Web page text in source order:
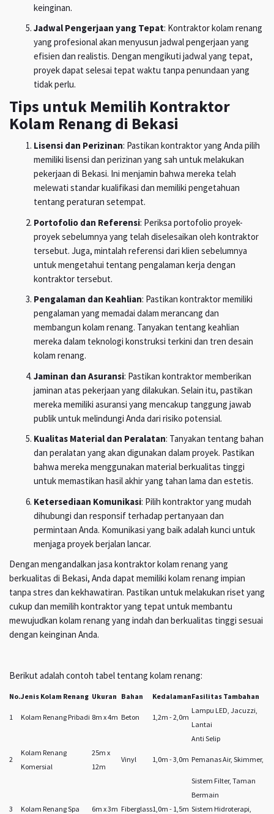
keinginan.
Jadwal Pengerjaan yang Tepat: Kontraktor kolam renang
yang profesional akan menyusun jadwal pengerjaan yang
efisien dan realistis. Dengan mengikuti jadwal yang tepat,
proyek dapat selesai tepat waktu tanpa penundaan yang
tidak perlu.
Tips untuk Memilih Kontraktor
Kolam Renang di Bekasi
Lisensi dan Perizinan: Pastikan kontraktor yang Anda pilih
memiliki lisensi dan perizinan yang sah untuk melakukan
pekerjaan di Bekasi. Ini menjamin bahwa mereka telah
melewati standar kualifikasi dan memiliki pengetahuan
tentang peraturan setempat.
Portofolio dan Referensi: Periksa portofolio proyek-
proyek sebelumnya yang telah diselesaikan oleh kontraktor
tersebut. Juga, mintalah referensi dari klien sebelumnya
untuk mengetahui tentang pengalaman kerja dengan
kontraktor tersebut.
Pengalaman dan Keahlian: Pastikan kontraktor memiliki
pengalaman yang memadai dalam merancang dan
membangun kolam renang. Tanyakan tentang keahlian
mereka dalam teknologi konstruksi terkini dan tren desain
kolam renang.
Jaminan dan Asuransi: Pastikan kontraktor memberikan
jaminan atas pekerjaan yang dilakukan. Selain itu, pastikan
mereka memiliki asuransi yang mencakup tanggung jawab
publik untuk melindungi Anda dari risiko potensial.
Kualitas Material dan Peralatan: Tanyakan tentang bahan
dan peralatan yang akan digunakan dalam proyek. Pastikan
bahwa mereka menggunakan material berkualitas tinggi
untuk memastikan hasil akhir yang tahan lama dan estetis.
Ketersediaan Komunikasi: Pilih kontraktor yang mudah
dihubungi dan responsif terhadap pertanyaan dan
permintaan Anda. Komunikasi yang baik adalah kunci untuk
menjaga proyek berjalan lancar.
Dengan mengandalkan jasa kontraktor kolam renang yang
berkualitas di Bekasi, Anda dapat memiliki kolam renang impian
tanpa stres dan kekhawatiran. Pastikan untuk melakukan riset yang
cukup dan memilih kontraktor yang tepat untuk membantu
mewujudkan kolam renang yang indah dan berkualitas tinggi sesuai
dengan keinginan Anda.
Berikut adalah contoh tabel tentang kolam renang:
No.Jenis Kolam Renang Ukuran Bahan KedalamanFasilitas Tambahan
1 Kolam Renang Pribadi 8m x 4m Beton 1,2m - 2,0m
Lampu LED, Jacuzzi,
Lantai
Anti Selip
2
Kolam Renang
Komersial
25m x
12m
Vinyl 1,0m - 3,0m Pemanas Air, Skimmer,
Sistem Filter, Taman
Bermain
3
Kolam Renang Spa 6m x 3m Fiberglass1,0m - 1,5m Sistem Hidroterapi,